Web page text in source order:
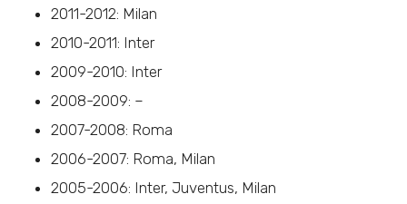
2011-2012: Milan
2010-2011: Inter
2009-2010: Inter
2008-2009: –
2007-2008: Roma
2006-2007: Roma, Milan
2005-2006: Inter, Juventus, Milan